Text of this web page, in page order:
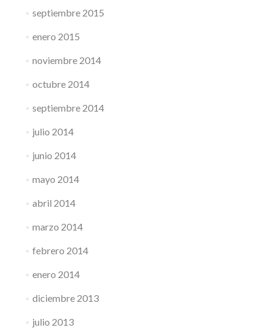
septiembre 2015
enero 2015
noviembre 2014
octubre 2014
septiembre 2014
julio 2014
junio 2014
mayo 2014
abril 2014
marzo 2014
febrero 2014
enero 2014
diciembre 2013
julio 2013